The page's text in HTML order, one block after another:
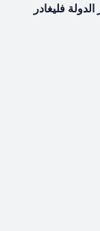
فليغادر